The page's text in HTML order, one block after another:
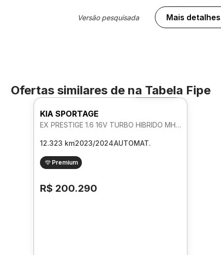
Versão pesquisada Mais detalhes
Ofertas similares de na Tabela Fipe
Foto 360º
KIA SPORTAGE
EX PRESTIGE 1.6 16V TURBO HIBRIDO MHEV AUTOMATICO
12.323 km2023/2024AUTOMAT.
Premium
R$ 200.290